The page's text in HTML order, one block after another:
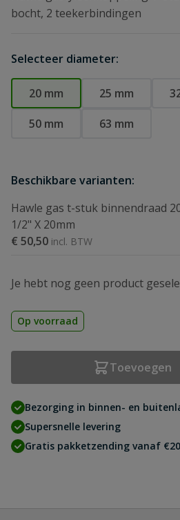
bocht, 2 teekerbindingen
Selecteer diameter:
20 mm 25 mm
50 mm
63 mm
Beschikbare varianten:
Hawle gas t-stuk binnendraad
1/2" X 20mm
€ 50,50
Je hebt nog geen product
Op voorraad
Toevoegen
Bezorging in binnen- en
Supersnelle levering
Gratis pakketzending vanaf